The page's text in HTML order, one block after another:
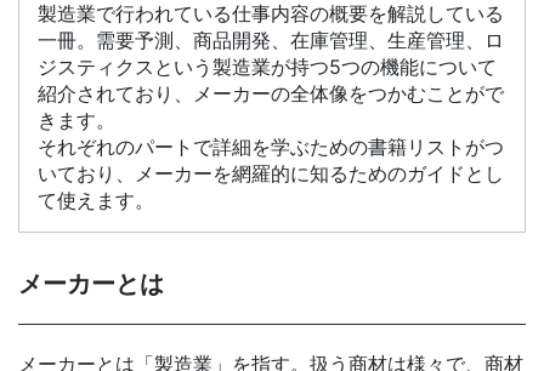
製造業で行われている仕事内容の概要を解説している
一冊。需要予測、商品開発、在庫管理、生産管理、ロ
ジスティクスという製造業が持つ5つの機能について
紹介されており、メーカーの全体像をつかむことがで
きます。
それぞれのパートで詳細を学ぶための書籍リストがつ
いており、メーカーを網羅的に知るためのガイドとし
て使えます。
メーカーとは
メーカーとは「製造業」を指す。扱う商材は様々で、商材